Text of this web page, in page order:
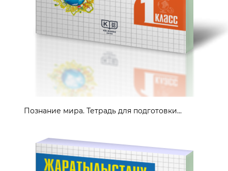
Познание мира. Тетрадь для подготовки...